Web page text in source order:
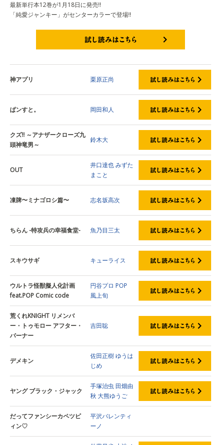
最新単行本12巻が1月18日に発売!!
「純愛ジャンキー」がセンターカラーで登場!!
神アプリ 栗原正尚
ぱンすと。 岡田和人
クズ!! ～アナザークローズ九
頭神竜男～
鈴木大
OUT
井口達也みずた
まこと
凍牌〜ミナゴロシ篇〜 志名坂高次
ちらん -特攻兵の幸福食堂- 魚乃目三太
スキウサギ キューライス
ウルトラ怪獣擬人化計画
feat.POP Comic code
円谷プロ POP
風上旬
荒くれKNIGHT リメンバ
ー・トゥモロー アフター・
バーナー
吉田聡
デメキン
佐田正樹ゆうは
じめ
ヤング ブラック・ジャック
手塚治虫 田畑由
秋 大熊ゆうご
だってファンシーカペツピ
ィン♡
平沢バレンティ
ーノ